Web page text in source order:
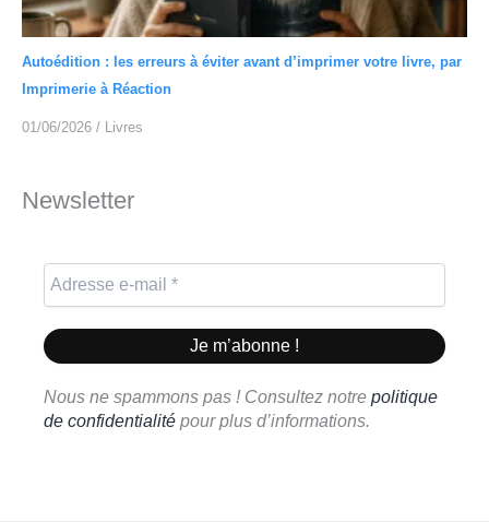
Autoédition : les erreurs à éviter avant d’imprimer votre livre, par
Imprimerie à Réaction
01/06/2026 / Livres
Newsletter
Nous ne spammons pas ! Consultez notre politique
de confidentialité pour plus d’informations.